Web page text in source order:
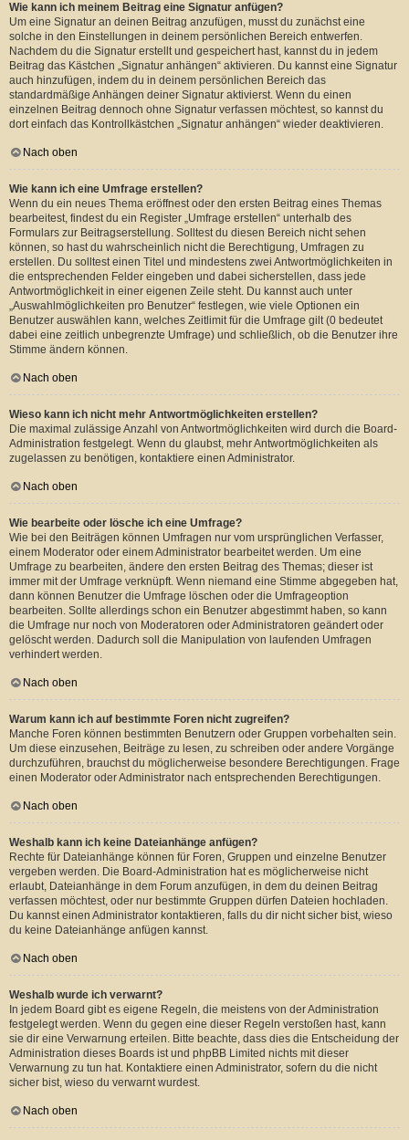
Wie kann ich meinem Beitrag eine Signatur anfügen?
Um eine Signatur an deinen Beitrag anzufügen, musst du zunächst eine
solche in den Einstellungen in deinem persönlichen Bereich entwerfen.
Nachdem du die Signatur erstellt und gespeichert hast, kannst du in jedem
Beitrag das Kästchen „Signatur anhängen“ aktivieren. Du kannst eine Signatur
auch hinzufügen, indem du in deinem persönlichen Bereich das
standardmäßige Anhängen deiner Signatur aktivierst. Wenn du einen
einzelnen Beitrag dennoch ohne Signatur verfassen möchtest, so kannst du
dort einfach das Kontrollkästchen „Signatur anhängen“ wieder deaktivieren.
Nach oben
Wie kann ich eine Umfrage erstellen?
Wenn du ein neues Thema eröffnest oder den ersten Beitrag eines Themas
bearbeitest, findest du ein Register „Umfrage erstellen“ unterhalb des
Formulars zur Beitragserstellung. Solltest du diesen Bereich nicht sehen
können, so hast du wahrscheinlich nicht die Berechtigung, Umfragen zu
erstellen. Du solltest einen Titel und mindestens zwei Antwortmöglichkeiten in
die entsprechenden Felder eingeben und dabei sicherstellen, dass jede
Antwortmöglichkeit in einer eigenen Zeile steht. Du kannst auch unter
„Auswahlmöglichkeiten pro Benutzer“ festlegen, wie viele Optionen ein
Benutzer auswählen kann, welches Zeitlimit für die Umfrage gilt (0 bedeutet
dabei eine zeitlich unbegrenzte Umfrage) und schließlich, ob die Benutzer ihre
Stimme ändern können.
Nach oben
Wieso kann ich nicht mehr Antwortmöglichkeiten erstellen?
Die maximal zulässige Anzahl von Antwortmöglichkeiten wird durch die Board-
Administration festgelegt. Wenn du glaubst, mehr Antwortmöglichkeiten als
zugelassen zu benötigen, kontaktiere einen Administrator.
Nach oben
Wie bearbeite oder lösche ich eine Umfrage?
Wie bei den Beiträgen können Umfragen nur vom ursprünglichen Verfasser,
einem Moderator oder einem Administrator bearbeitet werden. Um eine
Umfrage zu bearbeiten, ändere den ersten Beitrag des Themas; dieser ist
immer mit der Umfrage verknüpft. Wenn niemand eine Stimme abgegeben hat,
dann können Benutzer die Umfrage löschen oder die Umfrageoption
bearbeiten. Sollte allerdings schon ein Benutzer abgestimmt haben, so kann
die Umfrage nur noch von Moderatoren oder Administratoren geändert oder
gelöscht werden. Dadurch soll die Manipulation von laufenden Umfragen
verhindert werden.
Nach oben
Warum kann ich auf bestimmte Foren nicht zugreifen?
Manche Foren können bestimmten Benutzern oder Gruppen vorbehalten sein.
Um diese einzusehen, Beiträge zu lesen, zu schreiben oder andere Vorgänge
durchzuführen, brauchst du möglicherweise besondere Berechtigungen. Frage
einen Moderator oder Administrator nach entsprechenden Berechtigungen.
Nach oben
Weshalb kann ich keine Dateianhänge anfügen?
Rechte für Dateianhänge können für Foren, Gruppen und einzelne Benutzer
vergeben werden. Die Board-Administration hat es möglicherweise nicht
erlaubt, Dateianhänge in dem Forum anzufügen, in dem du deinen Beitrag
verfassen möchtest, oder nur bestimmte Gruppen dürfen Dateien hochladen.
Du kannst einen Administrator kontaktieren, falls du dir nicht sicher bist, wieso
du keine Dateianhänge anfügen kannst.
Nach oben
Weshalb wurde ich verwarnt?
In jedem Board gibt es eigene Regeln, die meistens von der Administration
festgelegt werden. Wenn du gegen eine dieser Regeln verstoßen hast, kann
sie dir eine Verwarnung erteilen. Bitte beachte, dass dies die Entscheidung der
Administration dieses Boards ist und phpBB Limited nichts mit dieser
Verwarnung zu tun hat. Kontaktiere einen Administrator, sofern du die nicht
sicher bist, wieso du verwarnt wurdest.
Nach oben